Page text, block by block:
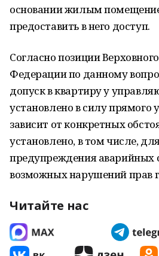
основании жилым
предоставить в него доступ.
Согласно позиции
Федерации по данному
допуск в квартиру у
установлено в силу прямого
зависит от конкретных
установлено, в том числе,
предупреждения аварийных
возможных нарушений прав
Читайте нас